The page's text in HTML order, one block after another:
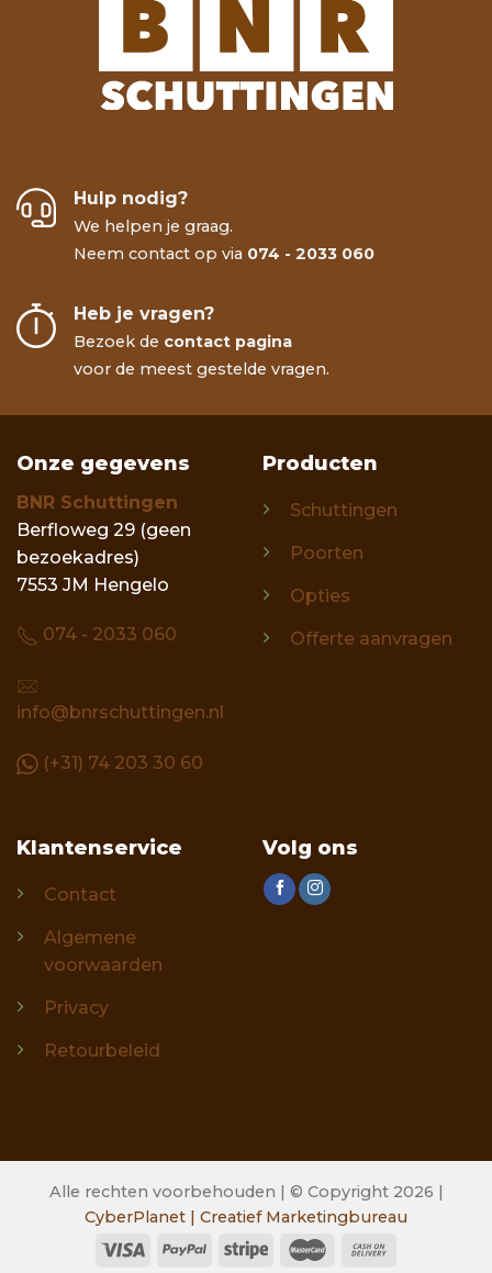
Hulp nodig?
We helpen je graag.
Neem contact op via 074 - 2033 060
Heb je vragen?
Bezoek de contact pagina
voor de meest gestelde vragen.
Onze gegevens
BNR Schuttingen
Berfloweg 29 (geen
bezoekadres)
7553 JM Hengelo
074 - 2033 060
info@bnrschuttingen.nl
(+31) 74 203 30 60
Producten
Schuttingen
Poorten
Opties
Offerte aanvragen
Klantenservice
Contact
Algemene
voorwaarden
Privacy
Retourbeleid
Volg ons
Alle rechten voorbehouden | © Copyright 2026 |
CyberPlanet | Creatief Marketingbureau